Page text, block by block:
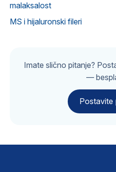
malaksalost
MS i hijaluronski fileri
Imate slično pitanje?
—
Postavite